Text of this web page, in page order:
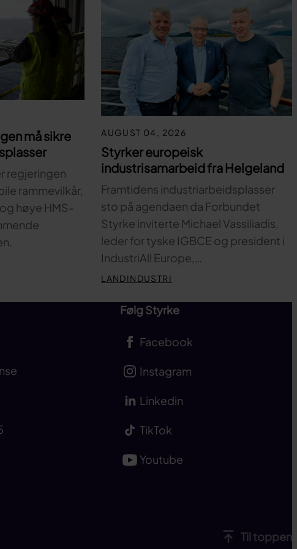
må sikre
regjeringen
rammevilkår,
høye HMS-
AUGUST 04, 2026
Styrker europeisk
industrisamarbeid fra Helgeland
Framtidens industriarbeidsplasser
sto på agendaen da Forbundet
Styrke inviterte Michael Vassiliadis,
leder for tyske IGBCE og president i
IndustriAll Europe,…
LANDINDUSTRI
Til toppen
Følg Styrke
Facebook
Instagram
Linkedin
TikTok
Youtube